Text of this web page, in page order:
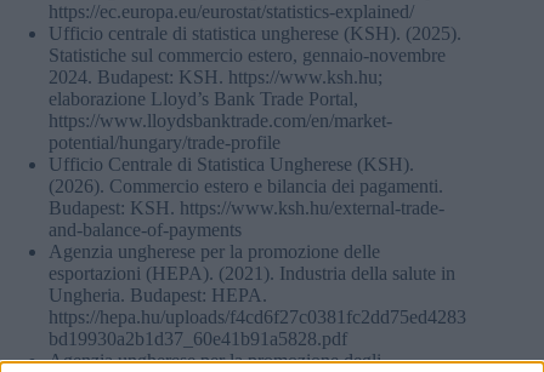
https://ec.europa.eu/eurostat/statistics-explained/
Ufficio centrale di statistica ungherese (KSH). (2025).
Statistiche sul commercio estero, gennaio-novembre
2024. Budapest: KSH. https://www.ksh.hu;
elaborazione Lloyd’s Bank Trade Portal,
https://www.lloydsbanktrade.com/en/market-
potential/hungary/trade-profile
Ufficio Centrale di Statistica Ungherese (KSH).
(2026). Commercio estero e bilancia dei pagamenti.
Budapest: KSH. https://www.ksh.hu/external-trade-
and-balance-of-payments
Agenzia ungherese per la promozione delle
esportazioni (HEPA). (2021). Industria della salute in
Ungheria. Budapest: HEPA.
https://hepa.hu/uploads/f4cd6f27c0381fc2dd75ed4283
bd19930a2b1d37_60e41b91a5828.pdf
Agenzia ungherese per la promozione degli